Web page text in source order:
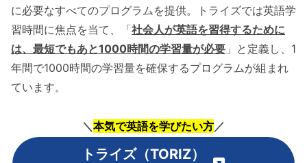
に必要なすべてのプログラムを提供。トライズでは英語学
習時間に焦点を当て、「社会人が英語を習得するために
は、最短でもあと1000時間の学習量が必要 」と定義し、1
年間で1000時間の学習量を確保するプログラムが組まれ
ています。
＼ 本気で英語を学びたい方／
トライズ（TORIZ）